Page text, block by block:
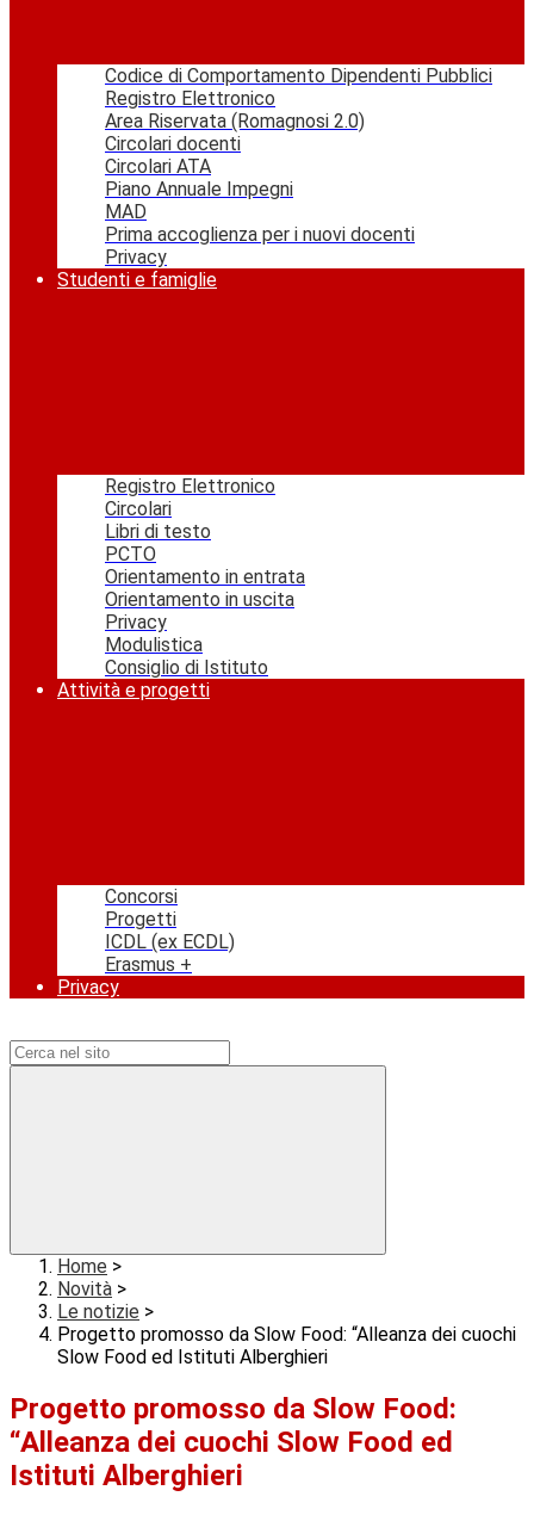
Codice di Comportamento Dipendenti Pubblici
Registro Elettronico
Area Riservata (Romagnosi 2.0)
Circolari docenti
Circolari ATA
Piano Annuale Impegni
MAD
Prima accoglienza per i nuovi docenti
Privacy
Studenti e famiglie
Registro Elettronico
Circolari
Libri di testo
PCTO
Orientamento in entrata
Orientamento in uscita
Privacy
Modulistica
Consiglio di Istituto
Attività e progetti
Concorsi
Progetti
ICDL (ex ECDL)
Erasmus +
Privacy
Home >
Novità >
Le notizie >
Progetto promosso da Slow Food: “Alleanza dei cuochi
Slow Food ed Istituti Alberghieri
Progetto promosso da Slow Food:
“Alleanza dei cuochi Slow Food ed
Istituti Alberghieri